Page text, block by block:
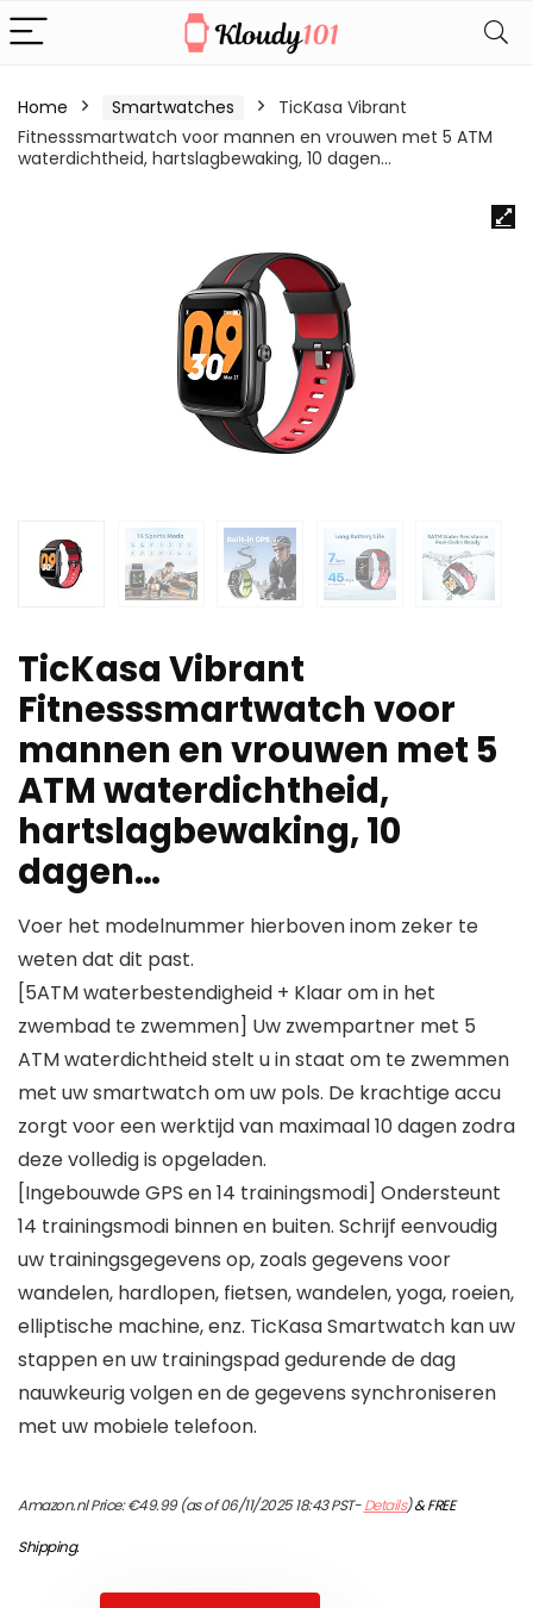
Home Smartwatches
TicKasa Vibrant
Fitnesssmartwatch voor mannen en vrouwen met 5 ATM
waterdichtheid, hartslagbewaking, 10 dagen…
TicKasa Vibrant
Fitnesssmartwatch voor
mannen en vrouwen met 5
ATM waterdichtheid,
hartslagbewaking, 10
dagen…
Voer het modelnummer hierboven inom zeker te
weten dat dit past.
[5ATM waterbestendigheid + Klaar om in het
zwembad te zwemmen] Uw zwempartner met 5
ATM waterdichtheid stelt u in staat om te zwemmen
met uw smartwatch om uw pols. De krachtige accu
zorgt voor een werktijd van maximaal 10 dagen zodra
deze volledig is opgeladen.
[Ingebouwde GPS en 14 trainingsmodi] Ondersteunt
14 trainingsmodi binnen en buiten. Schrijf eenvoudig
uw trainingsgegevens op, zoals gegevens voor
wandelen, hardlopen, fietsen, wandelen, yoga, roeien,
elliptische machine, enz. TicKasa Smartwatch kan uw
stappen en uw trainingspad gedurende de dag
nauwkeurig volgen en de gegevens synchroniseren
met uw mobiele telefoon.
Amazon.nl Price:€49.99(as of 06/11/2025 18:43 PST-Details)&FREE
Shipping.